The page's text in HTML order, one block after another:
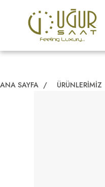
ANA SAYFA / ÜRÜNLERIMIZ